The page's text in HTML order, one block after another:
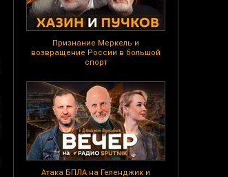
Признание Меркель и
возвращение России в большой
спорт
Атака БПЛА на Геленджик и